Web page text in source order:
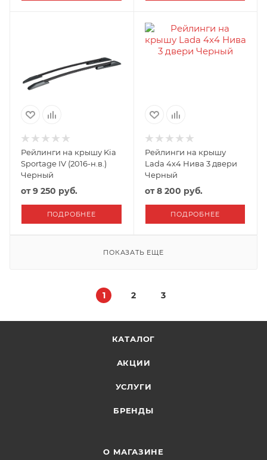
Рейлинги на крышу Kia
Sportage IV (2016-н.в.)
Черный
от9 250 руб.
ПОДРОБНЕЕ
Рейлинги на крышу
Lada 4x4 Нива 3 двери
Черный
от8 200 руб.
ПОДРОБНЕЕ
ПОКАЗАТЬ ЕЩЕ
1 2 3
КАТАЛОГ
АКЦИИ
УСЛУГИ
БРЕНДЫ
О МАГАЗИНЕ